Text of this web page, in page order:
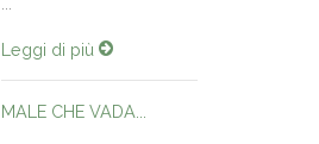
...
Leggi di più
MALE CHE VADA...